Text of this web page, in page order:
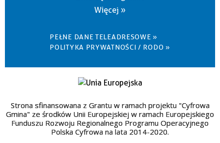
Więcej »
PEŁNE DANE TELEADRESOWE »
POLITYKA PRYWATNOŚCI / RODO »
Strona sfinansowana z Grantu w ramach projektu "Cyfrowa
Gmina" ze środków Unii Europejskiej w ramach Europejskiego
Funduszu Rozwoju Regionalnego Programu Operacyjnego
Polska Cyfrowa na lata 2014-2020.